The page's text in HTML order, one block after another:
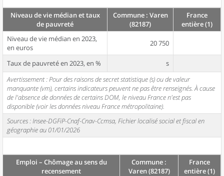
Niveau de vie médian et taux
de pauvreté
Commune : Varen
(82187)
France
entière (1)
Niveau de vie médian en 2023,
en euros
20 750
Taux de pauvreté en 2023, en %
s
Avertissement : Pour des raisons de secret statistique (s) ou de valeur
manquante (vm), certains indicateurs peuvent ne pas être renseignés. À cause
de l'absence de données de certains DOM, le niveau France n'est pas
disponible (voir les données niveau France métropolitaine).
Sources : Insee-DGFiP-Cnaf-Cnav-Ccmsa, Fichier localisé social et fiscal en
géographie au 01/01/2026
Emploi – Chômage au sens du
recensement
Commune :
Varen (82187)
France
entière (1)